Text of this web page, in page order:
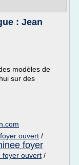
: Jean
modèles de
sur des
ouvert /
foyer
foyer ouvert /